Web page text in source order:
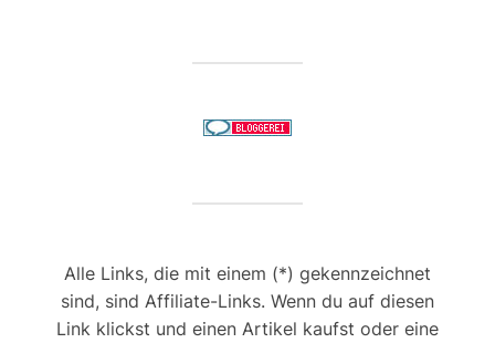
Alle Links, die mit einem (*) gekennzeichnet
sind, sind Affiliate-Links. Wenn du auf diesen
Link klickst und einen Artikel kaufst oder eine